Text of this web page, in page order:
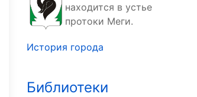
находится в устье
протоки Меги.
История города
Библиотеки